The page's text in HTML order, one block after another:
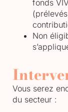
fonds
Non
Vous serez
du secteur :